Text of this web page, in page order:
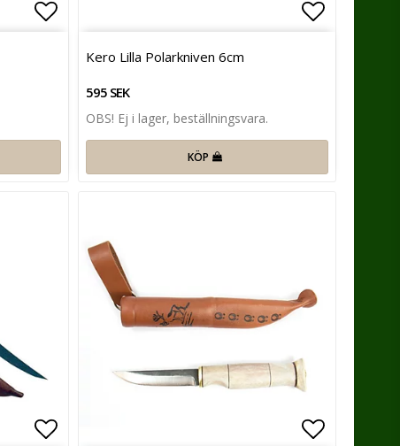
Lägg till i favoritlistan
Kero Lilla Polarkniven 6cm
595 SEK
OBS! Ej i lager, beställningsvara.
KÖP